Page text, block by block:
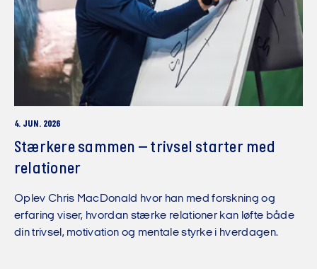
4. JUN. 2026
Stærkere sammen – trivsel starter med
relationer
Oplev Chris MacDonald hvor han med forskning og
erfaring viser, hvordan stærke relationer kan løfte både
din trivsel, motivation og mentale styrke i hverdagen.